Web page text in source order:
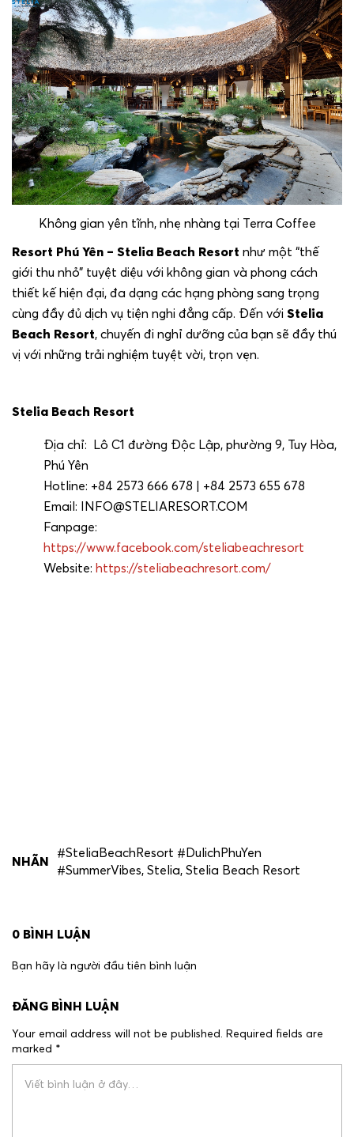
Không gian yên tĩnh, nhẹ nhàng tại Terra Coffee
Resort Phú Yên – Stelia Beach Resort như một “thế
giới thu nhỏ” tuyệt diệu với không gian và phong cách
thiết kế hiện đại, đa dạng các hạng phòng sang trọng
cùng đầy đủ dịch vụ tiện nghi đẳng cấp. Đến với Stelia
Beach Resort, chuyến đi nghỉ dưỡng của bạn sẽ đầy thú
vị với những trải nghiệm tuyệt vời, trọn vẹn.
Stelia Beach Resort
Địa chỉ: Lô C1 đường Độc Lập, phường 9, Tuy Hòa,
Phú Yên
Hotline: +84 2573 666 678 | +84 2573 655 678
Email: INFO@STELIARESORT.COM
Fanpage:
https://www.facebook.com/steliabeachresort
Website: https://steliabeachresort.com/
NHÃN
#SteliaBeachResort #DulichPhuYen
#SummerVibes, Stelia, Stelia Beach Resort
0 BÌNH LUẬN
Bạn hãy là người đầu tiên bình luận
ĐĂNG BÌNH LUẬN
Your email address will not be published. Required fields are
marked *